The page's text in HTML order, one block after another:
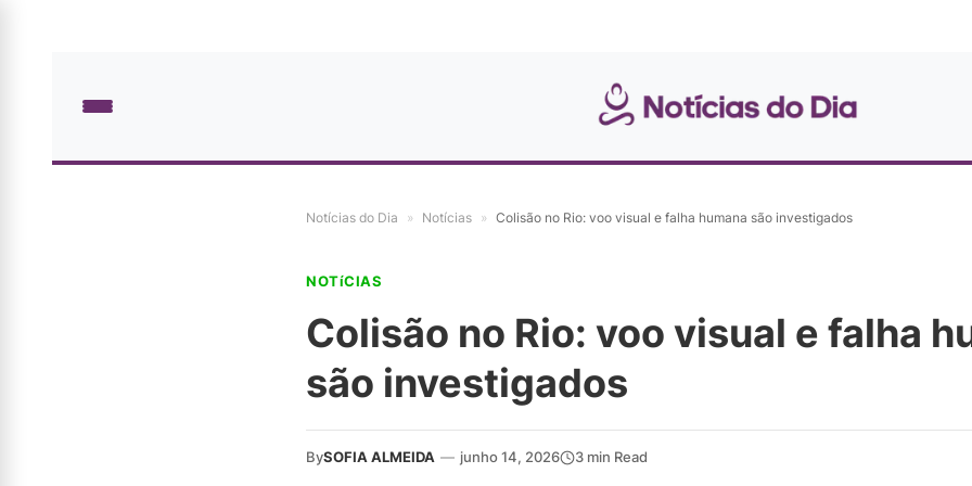
Notícias do Dia » Notícias » Colisão no Rio: voo visual e falha humana são investigados
NOTíCIAS
Colisão no Rio: voo visual e falha
são investigados
BySOFIA ALMEIDA — junho 14, 2026 3 min Read